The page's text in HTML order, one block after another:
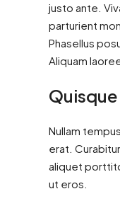
justo ante.
parturient
Phasellus
Aliquam
Nullam
erat.
aliquet
ut eros.